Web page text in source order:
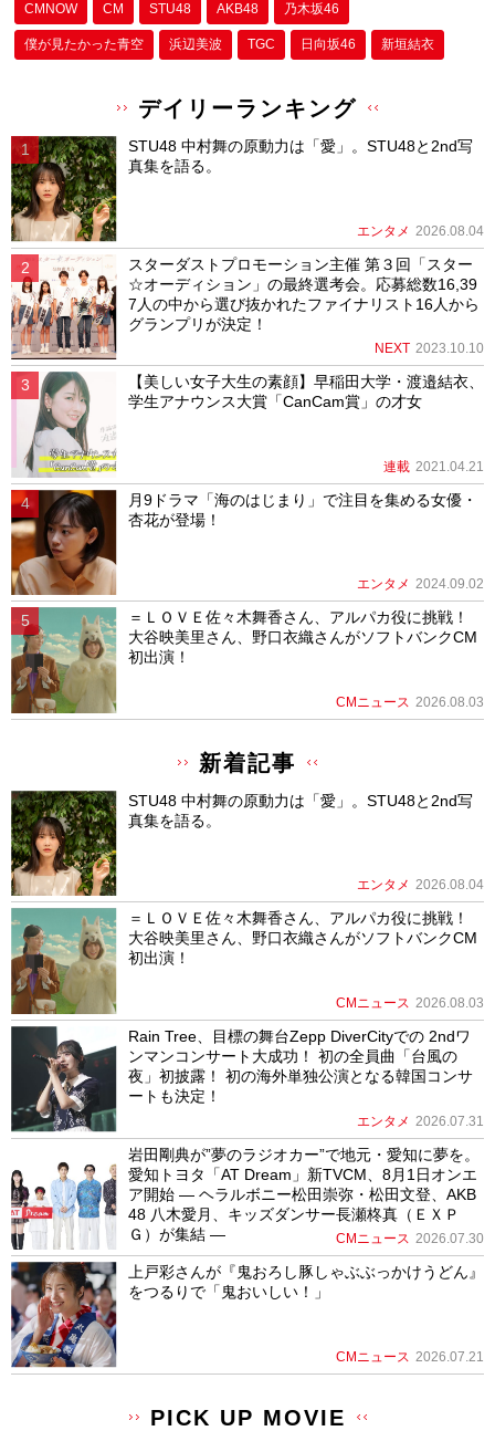
CMNOW CM STU48 AKB48 乃木坂46
僕が⾒たかった⻘空 浜辺美波 TGC 日向坂46 新垣結衣
デイリーランキング
STU48 中村舞の原動力は「愛」。STU48と2nd写
真集を語る。
エンタメ 2026.08.04
スターダストプロモーション主催 第３回「スター
☆オーディション」の最終選考会。応募総数16,39
7人の中から選び抜かれたファイナリスト16人から
グランプリが決定！
NEXT 2023.10.10
【美しい女子大生の素顔】早稲田大学・渡邉結衣、
学生アナウンス大賞「CanCam賞」の才女
連載 2021.04.21
月9ドラマ「海のはじまり」で注目を集める女優・
杏花が登場！
エンタメ 2024.09.02
＝ＬＯＶＥ佐々木舞香さん、アルパカ役に挑戦！
大谷映美里さん、野口衣織さんがソフトバンクCM
初出演！
CMニュース 2026.08.03
新着記事
STU48 中村舞の原動力は「愛」。STU48と2nd写
真集を語る。
エンタメ 2026.08.04
＝ＬＯＶＥ佐々木舞香さん、アルパカ役に挑戦！
大谷映美里さん、野口衣織さんがソフトバンクCM
初出演！
CMニュース 2026.08.03
Rain Tree、目標の舞台Zepp DiverCityでの 2ndワ
ンマンコンサート大成功！ 初の全員曲「台風の
夜」初披露！ 初の海外単独公演となる韓国コンサ
ートも決定！
エンタメ 2026.07.31
岩田剛典が”夢のラジオカー”で地元・愛知に夢を。
愛知トヨタ「AT Dream」新TVCM、8月1日オンエ
ア開始 ― ヘラルボニー松田崇弥・松田文登、AKB
48 八木愛月、キッズダンサー長瀬柊真（ＥＸＰ
Ｇ）が集結 ―
CMニュース 2026.07.30
上戸彩さんが『鬼おろし豚しゃぶぶっかけうどん』
をつるりで「鬼おいしい！」
CMニュース 2026.07.21
PICK UP MOVIE